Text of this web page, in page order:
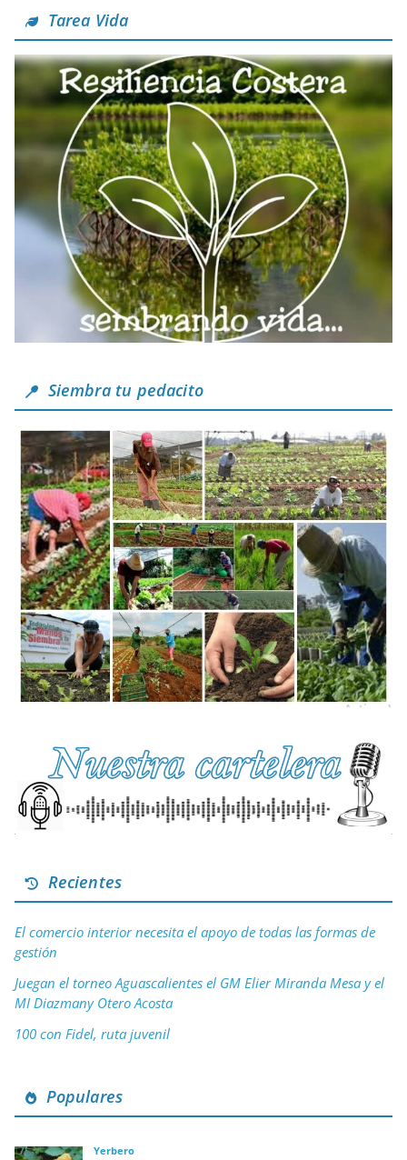
Tarea Vida
Siembra tu pedacito
Recientes
El comercio interior necesita el apoyo de todas las formas de
gestión
Juegan el torneo Aguascalientes el GM Elier Miranda Mesa y el
MI Diazmany Otero Acosta
100 con Fidel, ruta juvenil
Populares